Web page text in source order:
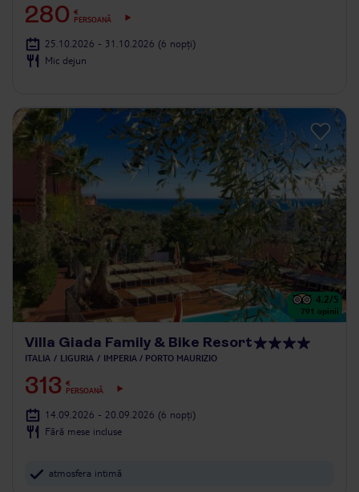
280 €
PERSOANĂ
25.10.2026 - 31.10.2026 (6 nopți)
Mic dejun
4.2/5
791 opinii
Villa Giada Family & Bike Resort
ITALIA LIGURIA IMPERIA / PORTO MAURIZIO
313 €
PERSOANĂ
14.09.2026 - 20.09.2026 (6 nopți)
Fără mese incluse
atmosfera intimă